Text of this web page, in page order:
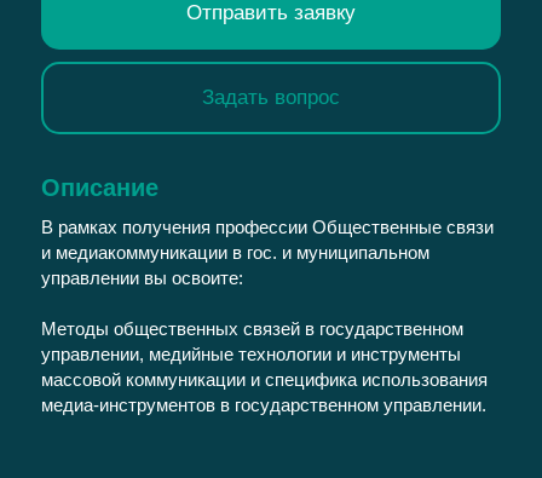
Отправить заявку
Задать вопрос
Описание
В рамках получения профессии Общественные связи
и медиакоммуникации в гос. и муниципальном
управлении вы освоите:
Методы общественных связей в государственном
управлении, медийные технологии и инструменты
массовой коммуникации и специфика использования
медиа-инструментов в государственном управлении.